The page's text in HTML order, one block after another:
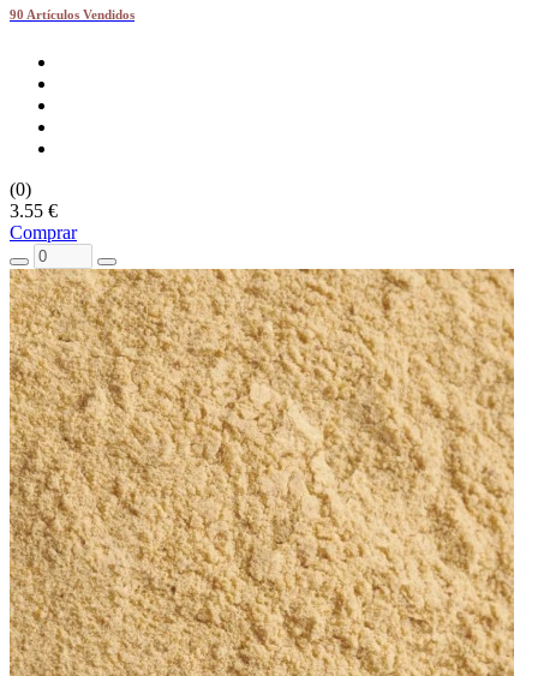
90 Artículos Vendidos
(0)
3.55 €
Comprar